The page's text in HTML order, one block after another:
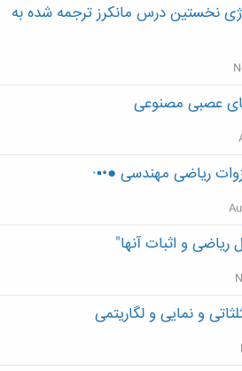
نخستین درس مانکرز ترجمه شده به
عصبی مصنوعی
ریاضی مهندسی ●•▪·
ریاضی و اثبات آنها"
و نمایی و لگاریتمی